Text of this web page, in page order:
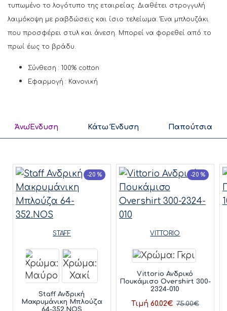
τυπωμένο το λογότυπο της εταιρείας. Διαθέτει στρογγυλή
λαιμόκοψη με ραβδώσεις και ίσιο τελείωμα. Ένα μπλουζάκι
που προσφέρει στυλ και άνεση. Μπορεί να φορεθεί από το
πρωί έως το βράδυ.
Σύνθεση : 100% cotton
Εφαρμογή : Κανονική
ΆνωΈνδυση Κάτω Ένδυση Παπούτσια
-20 %
STAFF
Staff Ανδρική
Μακρυμάνικη Μπλούζα
64-352.NOS
-20 %
VITTORIO
Vittorio Ανδρικό
Πουκάμισο Overshirt 300-
2324-010
Τιμή 60.02€ 75.00€